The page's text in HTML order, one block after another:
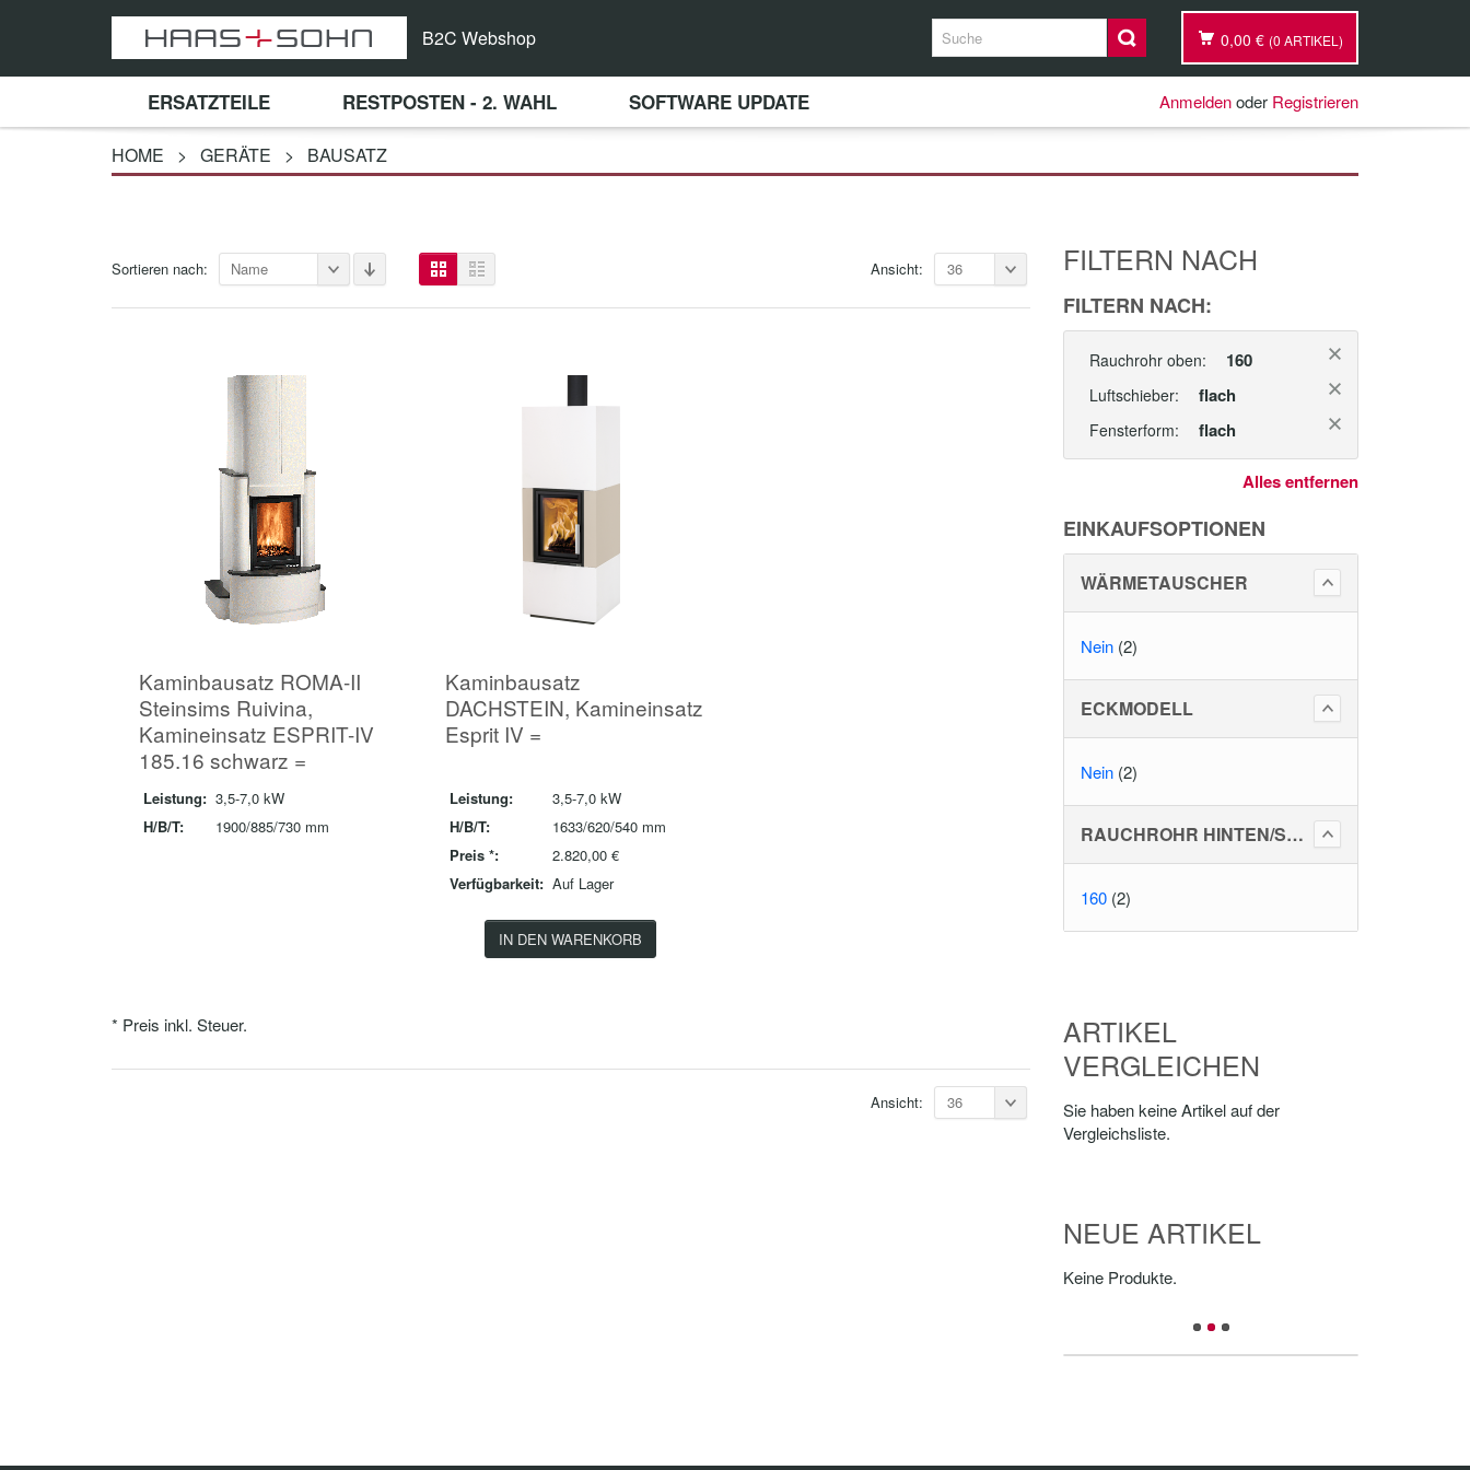
B2C Webshop 0,00 € (0 ARTIKEL)
ERSATZTEILE RESTPOSTEN - 2. WAHL SOFTWARE UPDATE Anmeldenoder Registrieren
HOME > GERÄTE > BAUSATZ
Sortieren nach: Name Ansicht: 36
Kaminbausatz ROMA-II
Steinsims Ruivina,
Kamineinsatz ESPRIT-IV
185.16 schwarz =
Leistung: 3,5-7,0 kW
H/B/T:
1900/885/730 mm
Kaminbausatz
DACHSTEIN, Kamineinsatz
Esprit IV =
Leistung:
3,5-7,0 kW
H/B/T:
1633/620/540 mm
Preis *:
2.820,00 €
Verfügbarkeit: Auf Lager
IN DEN WARENKORB
* Preis inkl. Steuer.
Ansicht: 36
FILTERN NACH
FILTERN NACH:
Rauchrohr oben: 160
Luftschieber: flach
Fensterform: flach
Alles entfernen
EINKAUFSOPTIONEN
WÄRMETAUSCHER
Nein (2)
ECKMODELL
Nein (2)
RAUCHROHR HINTEN/SEITLICH
160 (2)
ARTIKEL
VERGLEICHEN
Sie haben keine Artikel auf der
Vergleichsliste.
NEUE ARTIKEL
Keine Produkte.